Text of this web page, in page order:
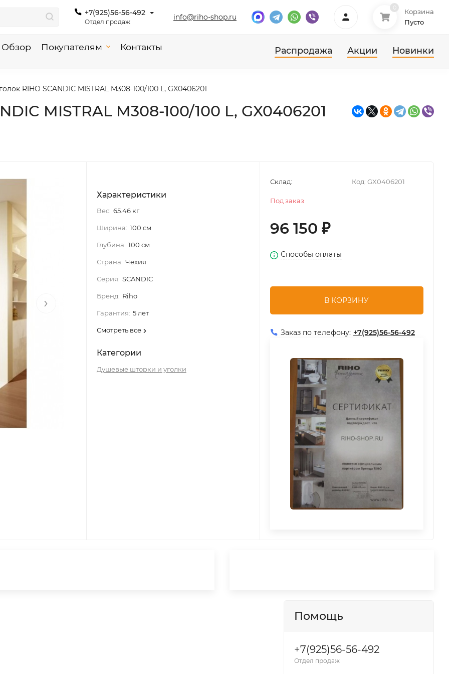
+7(925)56-56-492
Отдел продаж
info@riho-shop.ru
Корзина
Пусто
Обзор Покупателям Контакты Распродажа Акции Новинки
RIHO SCANDIC MISTRAL M308-100/100 L, GX0406201
MISTRAL M308-100/100 L, GX0406201
›
Характеристики
Вес: 65.46 кг
Ширина: 100 см
Глубина: 100 см
Страна: Чехия
Серия: SCANDIC
Бренд: Riho
Гарантия: 5 лет
Смотреть все
Категории
Душевые шторки и уголки
Код: GX0406201
Склад:
Под заказ
96 150 ₽
Способы оплаты
В КОРЗИНУ
Заказ по телефону: +7(925)56-56-492
Помощь
+7(925)56-56-492
Отдел продаж